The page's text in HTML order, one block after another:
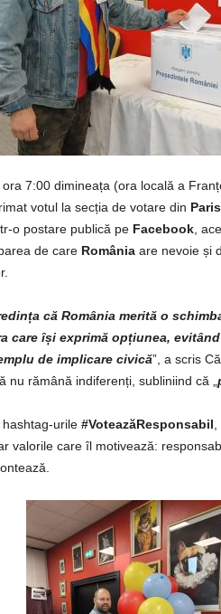
ora 7:00 dimineața (ora locală a
votul la secția de votare din Paris
o postare publică pe Facebook,
de care Româniaare nevoie și
că România merită o
care își exprimă opțiunea,
de implicare civică”, a scris
rămână indiferenți, subliniind că „
urile #VoteazăResponsabil
valorile care îl motivează: